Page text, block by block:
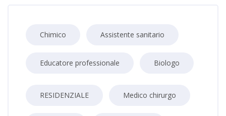
Chimico Assistente sanitario
Educatore professionale Biologo
RESIDENZIALE Medico chirurgo